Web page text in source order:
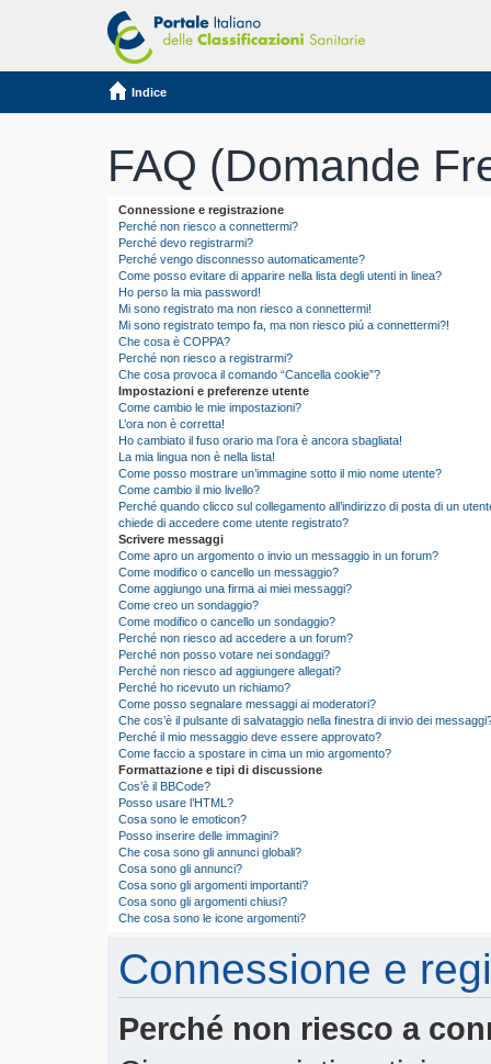
Indice
FAQ (Domande
Connessione e registrazione
Perché non riesco a connettermi?
Perché devo registrarmi?
Perché vengo disconnesso automaticamente?
Come posso evitare di apparire nella lista degli utenti in linea?
Ho perso la mia password!
Mi sono registrato ma non riesco a connettermi!
Mi sono registrato tempo fa, ma non riesco piú a connettermi?!
Che cosa è COPPA?
Perché non riesco a registrarmi?
Che cosa provoca il comando “Cancella cookie”?
Impostazioni e preferenze utente
Come cambio le mie impostazioni?
L’ora non è corretta!
Ho cambiato il fuso orario ma l’ora è ancora sbagliata!
La mia lingua non è nella lista!
Come posso mostrare un’immagine sotto il mio nome utente?
Come cambio il mio livello?
Perché quando clicco sul collegamento all’indirizzo di posta di un
chiede di accedere come utente registrato?
Scrivere messaggi
Come apro un argomento o invio un messaggio in un forum?
Come modifico o cancello un messaggio?
Come aggiungo una firma ai miei messaggi?
Come creo un sondaggio?
Come modifico o cancello un sondaggio?
Perché non riesco ad accedere a un forum?
Perché non posso votare nei sondaggi?
Perché non riesco ad aggiungere allegati?
Perché ho ricevuto un richiamo?
Come posso segnalare messaggi ai moderatori?
Che cos’è il pulsante di salvataggio nella finestra di invio dei
Perché il mio messaggio deve essere approvato?
Come faccio a spostare in cima un mio argomento?
Formattazione e tipi di discussione
Cos’è il BBCode?
Posso usare l’HTML?
Cosa sono le emoticon?
Posso inserire delle immagini?
Che cosa sono gli annunci globali?
Cosa sono gli annunci?
Cosa sono gli argomenti importanti?
Cosa sono gli argomenti chiusi?
Che cosa sono le icone argomenti?
Connessione e
Perché non riesco a